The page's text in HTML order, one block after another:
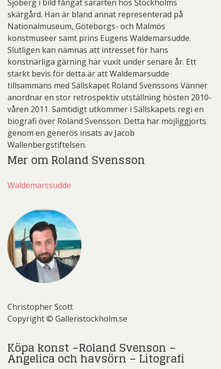
Sjöberg i bild fångat särarten hos Stockholms
skärgård. Han är bland annat representerad på
Nationalmuseum, Göteborgs- och Malmös
konstmuseer samt prins Eugens Waldemarsudde.
Slutligen kan nämnas att intresset för hans
konstnärliga gärning har vuxit under senare år. Ett
starkt bevis för detta är att Waldemarsudde
tillsammans med Sällskapet Roland Svenssons Vänner
anordnar en stor retrospektiv utställning hösten 2010-
våren 2011. Samtidigt utkommer i Sällskapets regi en
biografi över Roland Svensson. Detta har möjliggjorts
genom en generös insats av Jacob
Wallenbergstiftelsen.
Mer om Roland Svensson
Waldemarssudde
Christopher Scott
Copyright © Galleristockholm.se
Köpa konst –Roland Svenson –
Angelica och havsörn – Litografi